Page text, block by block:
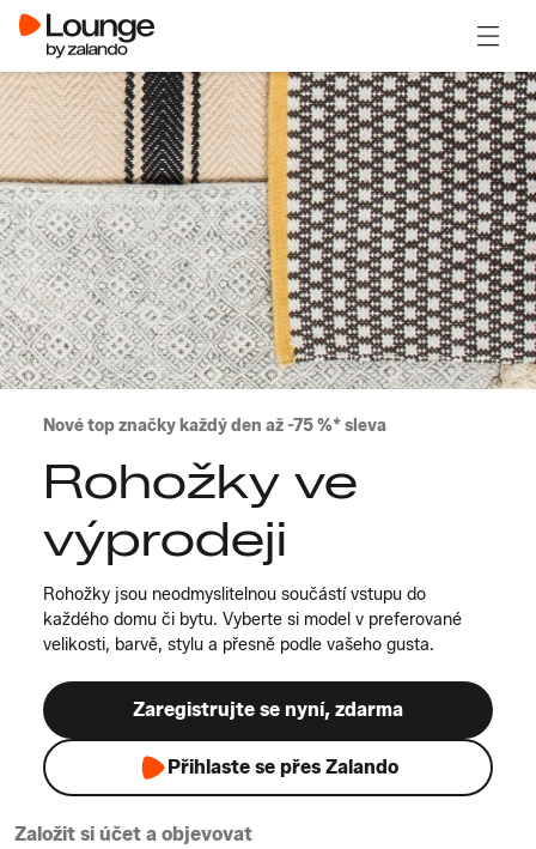
Nové top značky každý den až -75 %* sleva
Rohožky ve
výprodeji
Rohožky jsou neodmyslitelnou součástí vstupu do
každého domu či bytu. Vyberte si model v preferované
velikosti, barvě, stylu a přesně podle vašeho gusta.
Zaregistrujte se nyní, zdarma
Přihlaste se přes Zalando
Založit si účet a objevovat